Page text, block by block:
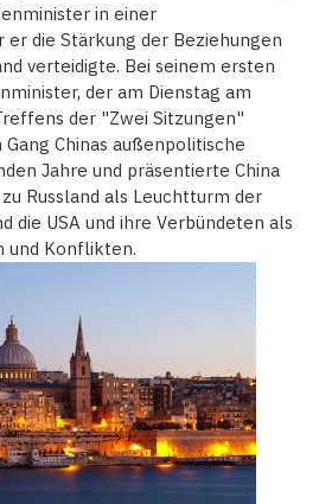
in einer
er die Stärkung der Beziehungen
verteidigte. Bei seinem ersten
der am Dienstag am
der "Zwei Sitzungen"
Chinas außenpolitische
Jahre und präsentierte China
Russland als Leuchtturm der
die USA und ihre Verbündeten als
und Konflikten.